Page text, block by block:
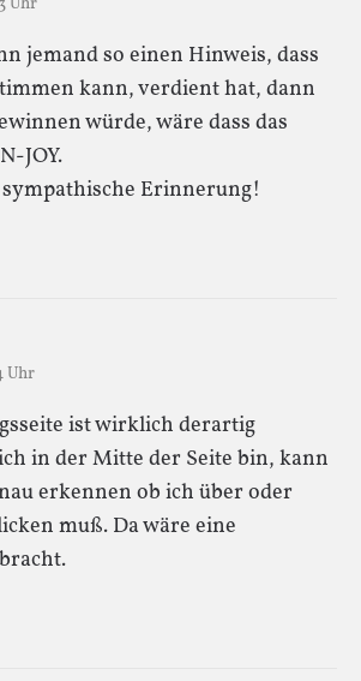
jemand so einen Hinweis, dass
kann, verdient hat, dann
würde, wäre dass das
JOY.
Erinnerung!
Uhr
ist wirklich derartig
in der Mitte der Seite bin, kann
erkennen ob ich über oder
muß. Da wäre eine